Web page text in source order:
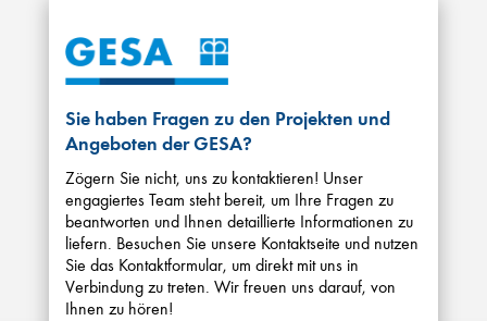
Sie haben Fragen zu den Projekten und
Angeboten der GESA?
Zögern Sie nicht, uns zu kontaktieren! Unser
engagiertes Team steht bereit, um Ihre Fragen zu
beantworten und Ihnen detaillierte Informationen zu
liefern. Besuchen Sie unsere Kontaktseite und nutzen
Sie das Kontaktformular, um direkt mit uns in
Verbindung zu treten. Wir freuen uns darauf, von
Ihnen zu hören!